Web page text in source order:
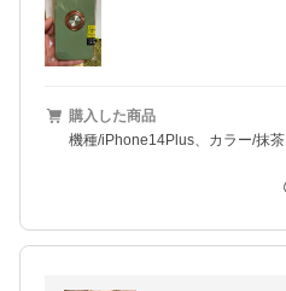
購入した商品
機種/iPhone14Plus、カラー/抹茶